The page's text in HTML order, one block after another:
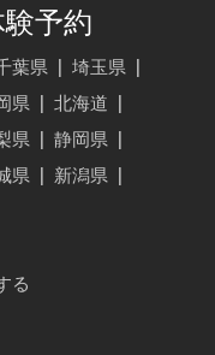
予約
葉県 埼玉県
県 北海道
県 静岡県
県 新潟県
る